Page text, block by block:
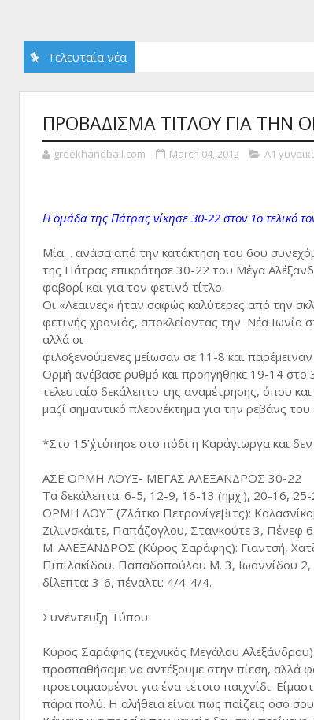
Τελευταία νέα
ΠΡΟΒΑΔΙΣΜΑ ΤΙΤΛΟΥ ΓΙΑ ΤΗΝ
greekhandball.com March 04, 2012 Α1
Η ομάδα της Πάτρας νίκησε 30-22 στον 1ο τελικό
Μία… ανάσα από την κατάκτηση του 6ου
της Πάτρας επικράτησε 30-22 του Μέγα
φαβορί και για τον φετινό τίτλο.
Οι «Λέαινες» ήταν σαφώς καλύτερες από την
φετινής χρονιάς, αποκλείοντας την Νέα Ιωνία
αλλά οι
φιλοξενούμενες μείωσαν σε 11-8 και
Ορμή ανέβασε ρυθμό και προηγήθηκε 19-14 στο
τελευταίο δεκάλεπτο της αναμέτρησης, όπου
μαζί σημαντικό πλεονέκτημα για την ρεβάνς
*Στο 15’΄χτύπησε στο πόδι η Καράγιωργα και
ΑΣΕ ΟΡΜΗ ΛΟΥΞ- ΜΕΓΑΣ ΑΛΕΞΑΝΔΡΟΣ 30-22
Τα δεκάλεπτα: 6-5, 12-9, 16-13 (ημχ.), 20-16,
ΟΡΜΗ ΛΟΥΞ (Ζλάτκο Πετρονίγεβιτς):
Ζιλινσκάιτε, Παπάζογλου, Στανκούτε 3,
Μ. ΑΛΕΞΑΝΔΡΟΣ (Κύρος Σαράφης): Γιαντσή,
Πιπιλακίδου, Παπαδοπούλου Μ. 3, Ιωαννίδου
δίλεπτα: 3-6, πέναλτι: 4/4-4/4.
Συνέντευξη Τύπου
Κύρος Σαράφης (τεχνικός Μεγάλου
προσπαθήσαμε να αντέξουμε στην πίεση, αλλά
προετοιμασμένοι για ένα τέτοιο παιχνίδι.
πάρα πολύ. Η αλήθεια είναι πως παίζεις όσο